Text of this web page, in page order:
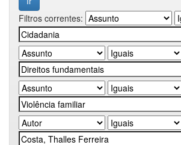
Filtros correntes: